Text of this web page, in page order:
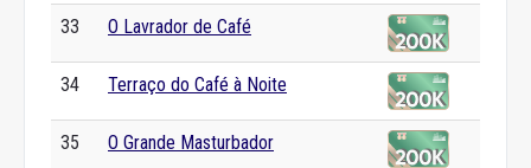
33 O Lavrador de Café
34 Terraço do Café à Noite
35 O Grande Masturbador